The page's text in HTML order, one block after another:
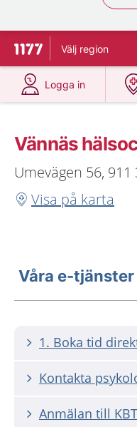
Till startsidan för 1177
Välj region
Logga in
på 1177.se
Vännäs
Umevägen 56, 911
Visa på karta
Våra e-tjänster
1. Boka tid
Kontakta
Anmälan till